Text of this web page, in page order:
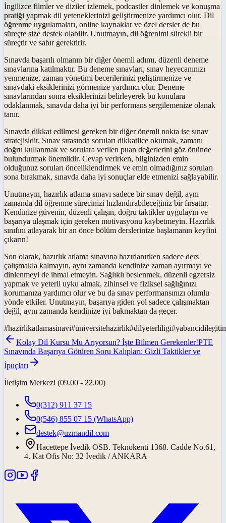
İngilizce filmler ve diziler izlemek, podcastler dinlemek ve konuşma
pratiği yapmak dil yeteneklerinizi geliştirmenize yardımcı olur. Dil
öğrenme uygulamaları, online kaynaklar ve özel dersler de bu
süreçte size destek olabilir. Unutmayın, dil öğrenimi sürekli bir
süreçtir ve sabır gerektirir.
Sınavda başarılı olmanın bir diğer önemli adımı, düzenli deneme
sınavlarına katılmaktır. Bu deneme sınavları, sınav heyecanınızı
yenmenize, zaman yönetimi becerilerinizi geliştirmenize ve
sınavdaki eksiklerinizi görmenize yardımcı olur. Deneme
sınavlarından sonra eksiklerinizi belirleyerek bu konulara
odaklanmak, sınavda daha iyi bir performans sergilemenize olanak
tanır.
Sınavda dikkat edilmesi gereken bir diğer önemli nokta ise sınav
stratejisidir. Sınav sırasında soruları dikkatlice okumak, zamanı
doğru kullanmak ve sorulara verilen puan değerlerini göz önünde
bulundurmak önemlidir. Cevap verirken, bilginizden emin
olduğunuz soruları önceliklendirmek ve emin olmadığınız soruları
sona bırakmak, sınavda daha iyi sonuçlar elde etmenizi sağlayabilir.
Unutmayın, hazırlık atlama sınavı sadece bir sınav değil, aynı
zamanda dil öğrenme sürecinizi hızlandırabileceğiniz bir fırsattır.
Kendinize güvenin, düzenli çalışın, doğru taktikler uygulayın ve
başarıya ulaşmak için gereken motivasyonu kaybetmeyin. Hazırlık
sınıfını atlayarak bir an önce bölüm derslerinize başlamanın keyfini
çıkarın!
Son olarak, hazırlık atlama sınavına hazırlanırken sadece ders
çalışmakla kalmayın, aynı zamanda kendinize zaman ayırmayı ve
dinlenmeyi de ihmal etmeyin. Sağlıklı beslenmek, düzenli egzersiz
yapmak ve yeterli uyku almak, zihinsel ve fiziksel sağlığınızı
korumanıza yardımcı olur ve bu da sınav performansınızı olumlu
yönde etkiler. Unutmayın, başarıya giden yol sadece çalışmaktan
değil, aynı zamanda kendinize iyi bakmaktan da geçer.
#hazirlikatlamasinavi#universitehazirlik#dilyeterliligi#
Kolay Dil Kursu Mu Arıyorsun? İşte Bilmen Gerekenler!PTE
Sınavında Başarıya Götüren Soru Kalıpları: Gizli Taktikler ve
İpuçları
İletişim Merkezi (09.00 - 22.00)
0(312) 911 37 15
0(546) 855 07 15 (WhatsApp)
destek@uzmandil.com
Hacettepe İvedik OSB. Teknokenti 1368. Cadde No.61,
4. Kat Ofis No: 32 İvedik / ANKARA